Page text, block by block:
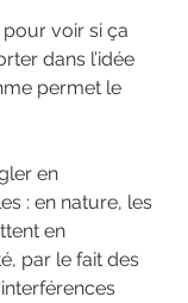
pour voir si ça
dans l’idée
permet le
en
: en nature, les
en
par le fait des